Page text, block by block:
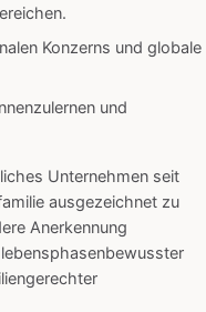
Konzerns und globale
und
Unternehmen seit
ausgezeichnet zu
Anerkennung